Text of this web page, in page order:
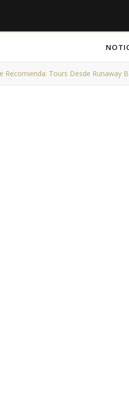
Recomienda: Tours Desde Runaway